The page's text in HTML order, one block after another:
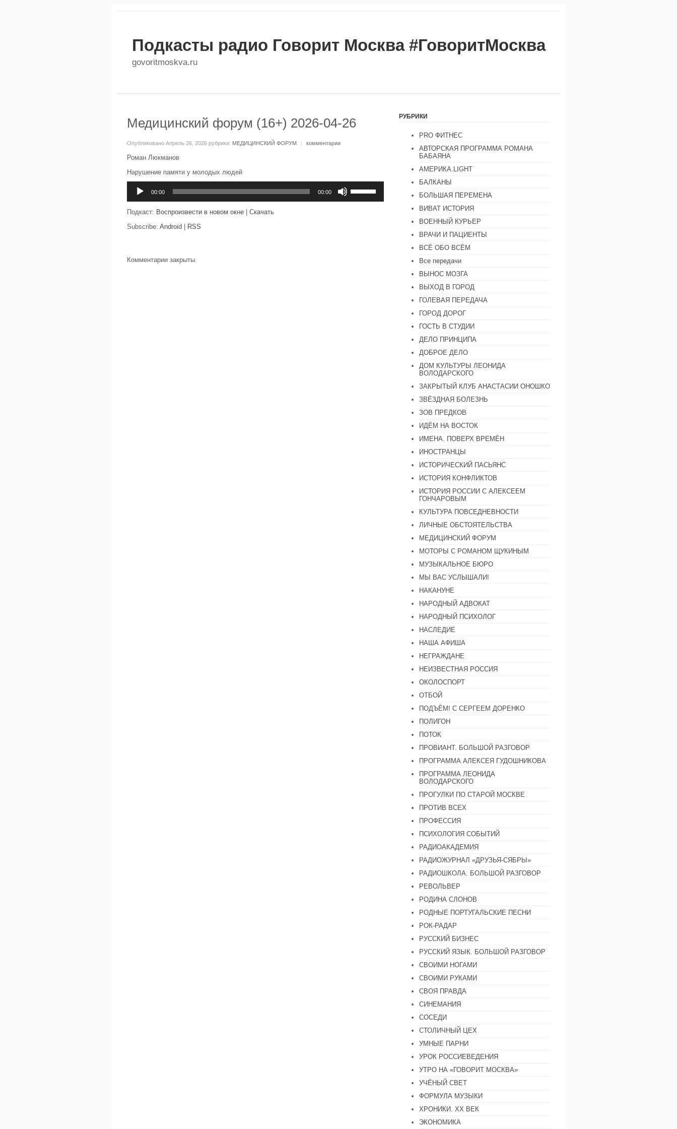
Подкасты радио Говорит Москва #ГоворитМосква
govoritmoskva.ru
Медицинский форум (16+) 2026-04-26
Опубликовано Апрель 26, 2026 рубрики: МЕДИЦИНСКИЙ ФОРУМ | комментарии
Роман Люкманов
Нарушение памяти у молодых людей
00:00 00:00
клавиши
Подкаст: Воспроизвести в новом окне
Скачать
Subscribe: Android RSS
Комментарии закрыты.
РУБРИКИ
PRO ФИТНЕС
АВТОРСКАЯ ПРОГРАММА РОМАНА
БАБАЯНА
АМЕРИКА.LIGHT
БАЛКАНЫ
БОЛЬШАЯ ПЕРЕМЕНА
ВИВАТ ИСТОРИЯ
ВОЕННЫЙ КУРЬЕР
ВРАЧИ И ПАЦИЕНТЫ
ВСЁ ОБО ВСЁМ
Все передачи
ВЫНОС МОЗГА
ВЫХОД В ГОРОД
ГОЛЕВАЯ ПЕРЕДАЧА
ГОРОД ДОРОГ
ГОСТЬ В СТУДИИ
ДЕЛО ПРИНЦИПА
ДОБРОЕ ДЕЛО
ДОМ КУЛЬТУРЫ ЛЕОНИДА
ВОЛОДАРСКОГО
ЗАКРЫТЫЙ КЛУБ АНАСТАСИИ ОНОШКО
ЗВЁЗДНАЯ БОЛЕЗНЬ
ЗОВ ПРЕДКОВ
ИДЁМ НА ВОСТОК
ИМЕНА. ПОВЕРХ ВРЕМЁН
ИНОСТРАНЦЫ
ИСТОРИЧЕСКИЙ ПАСЬЯНС
ИСТОРИЯ КОНФЛИКТОВ
ИСТОРИЯ РОССИИ С АЛЕКСЕЕМ
ГОНЧАРОВЫМ
КУЛЬТУРА ПОВСЕДНЕВНОСТИ
ЛИЧНЫЕ ОБСТОЯТЕЛЬСТВА
МЕДИЦИНСКИЙ ФОРУМ
МОТОРЫ С РОМАНОМ ЩУКИНЫМ
МУЗЫКАЛЬНОЕ БЮРО
МЫ ВАС УСЛЫШАЛИ!
НАКАНУНЕ
НАРОДНЫЙ АДВОКАТ
НАРОДНЫЙ ПСИХОЛОГ
НАСЛЕДИЕ
НАША АФИША
НЕГРАЖДАНЕ
НЕИЗВЕСТНАЯ РОССИЯ
ОКОЛОСПОРТ
ОТБОЙ
ПОДЪЁМ! С СЕРГЕЕМ ДОРЕНКО
ПОЛИГОН
ПОТОК
ПРОВИАНТ. БОЛЬШОЙ РАЗГОВОР
ПРОГРАММА АЛЕКСЕЯ ГУДОШНИКОВА
ПРОГРАММА ЛЕОНИДА
ВОЛОДАРСКОГО
ПРОГУЛКИ ПО СТАРОЙ МОСКВЕ
ПРОТИВ ВСЕХ
ПРОФЕССИЯ
ПСИХОЛОГИЯ СОБЫТИЙ
РАДИОАКАДЕМИЯ
РАДИОЖУРНАЛ «ДРУЗЬЯ-СЯБРЫ»
РАДИОШКОЛА. БОЛЬШОЙ РАЗГОВОР
РЕВОЛЬВЕР
РОДИНА СЛОНОВ
РОДНЫЕ ПОРТУГАЛЬСКИЕ ПЕСНИ
РОК-РАДАР
РУССКИЙ БИЗНЕС
РУССКИЙ ЯЗЫК. БОЛЬШОЙ РАЗГОВОР
СВОИМИ НОГАМИ
СВОИМИ РУКАМИ
СВОЯ ПРАВДА
СИНЕМАНИЯ
СОСЕДИ
СТОЛИЧНЫЙ ЦЕХ
УМНЫЕ ПАРНИ
УРОК РОССИЕВЕДЕНИЯ
УТРО НА «ГОВОРИТ МОСКВА»
УЧЁНЫЙ СВЕТ
ФОРМУЛА МУЗЫКИ
ХРОНИКИ. ХХ ВЕК
ЭКОНОМИКА